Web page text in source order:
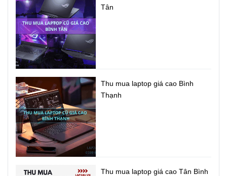
Tân
Thu mua laptop giá cao Bình
Thạnh
Thu mua laptop giá cao Tân Bình